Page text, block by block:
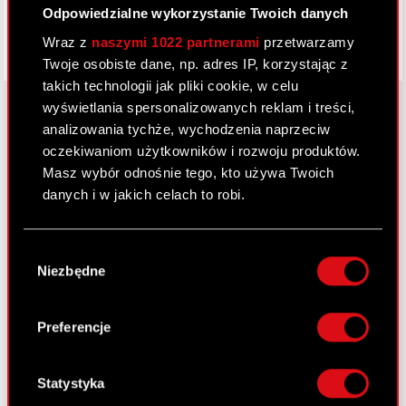
Odpowiedzialne wykorzystanie Twoich danych
Wraz z naszymi 1022 partnerami przetwarzamy
Twoje osobiste dane, np. adres IP, korzystając z
takich technologii jak pliki cookie, w celu
wyświetlania spersonalizowanych reklam i treści,
analizowania tychże, wychodzenia naprzeciw
oczekiwaniom użytkowników i rozwoju produktów.
Masz wybór odnośnie tego, kto używa Twoich
danych i w jakich celach to robi.
Gromadzić dane dotyczące Twojej
lokalizacji geograficznej z dokładnością nawet
Identyfikować Twoje urządzenie, aktywnie
analizując charakteryzującego je zbiory
palca)
zgody
Niezbędne
Preferencje
Statystyka
O CD PROJEKT
Grupa Kapitałowa
Nasz biznes
Inwestorzy
Media